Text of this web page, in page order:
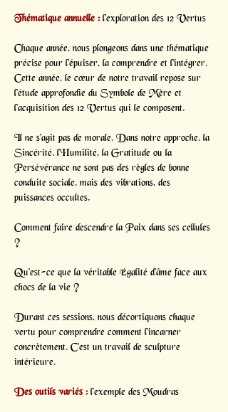
Thématique annuelle : l'exploration des 12 Vertus
Chaque année, nous plongeons dans une thématique
précise pour l'épuiser, la comprendre et l'intégrer.
Cette année, le cœur de notre travail repose sur
l'étude approfondie du Symbole de Mère et
l'acquisition des 12 Vertus qui le composent.
Il ne s'agit pas de morale. Dans notre approche, la
Sincérité, l'Humilité, la Gratitude ou la
Persévérance ne sont pas des règles de bonne
conduite sociale, mais des vibrations, des
puissances occultes.
Comment faire descendre la Paix dans ses cellules
?
Qu'est-ce que la véritable Égalité d'âme face aux
chocs de la vie ?
Durant ces sessions, nous décortiquons chaque
vertu pour comprendre comment l'incarner
concrètement. C'est un travail de sculpture
intérieure.
Des outils variés : l’exemple des Moudras